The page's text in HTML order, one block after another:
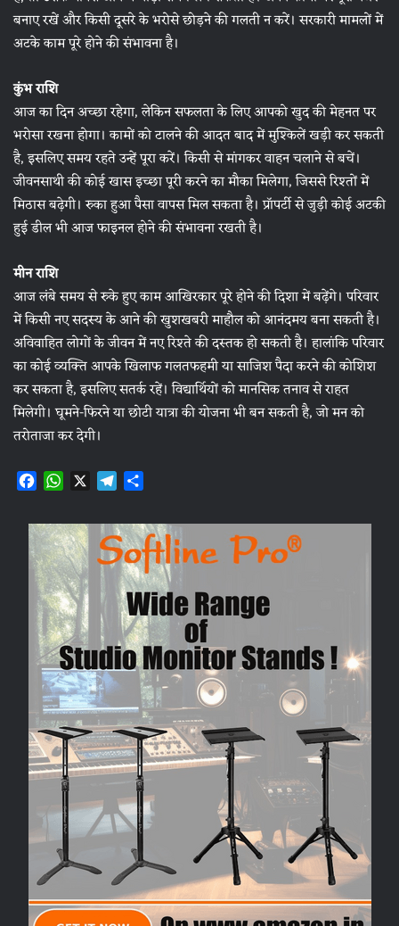
बनाए रखें और किसी दूसरे के भरोसे छोड़ने की गलती न करें। सरकारी मामलों में
अटके काम पूरे होने की संभावना है।
कुंभ राशि
आज का दिन अच्छा रहेगा, लेकिन सफलता के लिए आपको खुद की मेहनत पर
भरोसा रखना होगा। कामों को टालने की आदत बाद में मुश्किलें खड़ी कर सकती
है, इसलिए समय रहते उन्हें पूरा करें। किसी से मांगकर वाहन चलाने से बचें।
जीवनसाथी की कोई खास इच्छा पूरी करने का मौका मिलेगा, जिससे रिश्तों में
मिठास बढ़ेगी। रुका हुआ पैसा वापस मिल सकता है। प्रॉपर्टी से जुड़ी कोई अटकी
हुई डील भी आज फाइनल होने की संभावना रखती है।
मीन राशि
आज लंबे समय से रुके हुए काम आखिरकार पूरे होने की दिशा में बढ़ेंगे। परिवार
में किसी नए सदस्य के आने की खुशखबरी माहौल को आनंदमय बना सकती है।
अविवाहित लोगों के जीवन में नए रिश्ते की दस्तक हो सकती है। हालांकि परिवार
का कोई व्यक्ति आपके खिलाफ गलतफहमी या साजिश पैदा करने की कोशिश
कर सकता है, इसलिए सतर्क रहें। विद्यार्थियों को मानसिक तनाव से राहत
मिलेगी। घूमने-फिरने या छोटी यात्रा की योजना भी बन सकती है, जो मन को
तरोताजा कर देगी।
F
c
e
b
o
o
k
W
a
t
s
A
p
p
X T
l
e
g
r
a
m
a
r
e